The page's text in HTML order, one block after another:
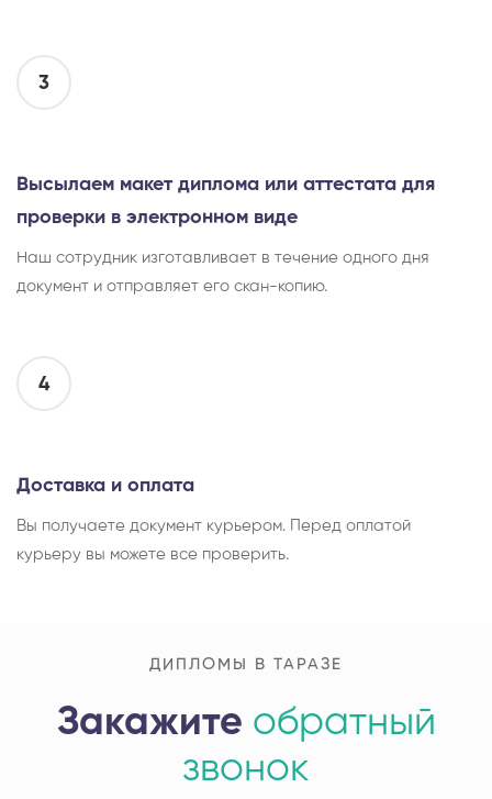
3
Высылаем макет диплома или аттестата для
проверки в электронном виде
Наш сотрудник изготавливает в течение одного дня
документ и отправляет его скан-копию.
4
Доставка и оплата
Вы получаете документ курьером. Перед оплатой
курьеру вы можете все проверить.
ДИПЛОМЫ В ТАРАЗЕ
Закажите обратный
звонок